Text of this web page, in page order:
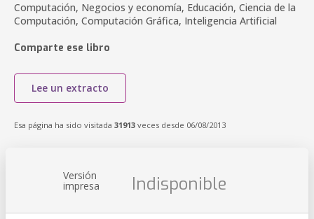
Computación, Negocios y economía, Educación, Ciencia de la
Computación, Computación Gráfica, Inteligencia Artificial
Comparte ese libro
Lee un extracto
Esa página ha sido visitada 31913 veces desde 06/08/2013
Versión
impresa Indisponible